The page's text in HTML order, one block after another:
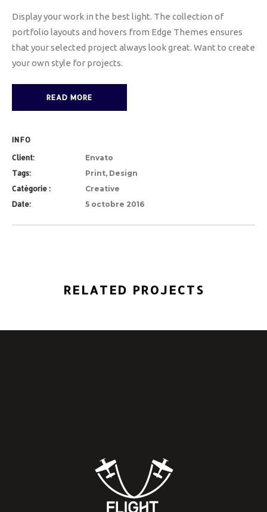
Display your work in the best light. The collection of
portfolio layouts and hovers from Edge Themes ensures
that your selected project always look great. Want to create
your own style for projects.
READ MORE
INFO
Client:
Envato
Tags:
Print, Design
Catégorie :
Creative
Date:
5 octobre 2016
RELATED PROJECTS